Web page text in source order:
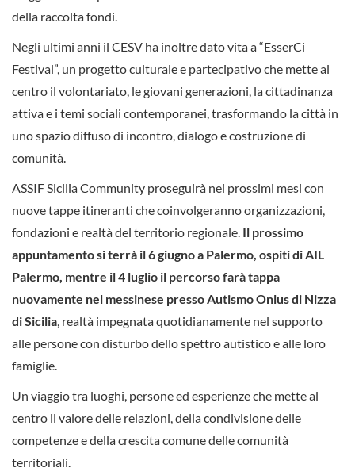
della raccolta fondi.
Negli ultimi anni il CESV ha inoltre dato vita a “EsserCi
Festival”, un progetto culturale e partecipativo che mette al
centro il volontariato, le giovani generazioni, la cittadinanza
attiva e i temi sociali contemporanei, trasformando la città in
uno spazio diffuso di incontro, dialogo e costruzione di
comunità.
ASSIF Sicilia Community proseguirà nei prossimi mesi con
nuove tappe itineranti che coinvolgeranno organizzazioni,
fondazioni e realtà del territorio regionale. Il prossimo
appuntamento si terrà il 6 giugno a Palermo, ospiti di AIL
Palermo, mentre il 4 luglio il percorso farà tappa
nuovamente nel messinese presso Autismo Onlus di Nizza
di Sicilia, realtà impegnata quotidianamente nel supporto
alle persone con disturbo dello spettro autistico e alle loro
famiglie.
Un viaggio tra luoghi, persone ed esperienze che mette al
centro il valore delle relazioni, della condivisione delle
competenze e della crescita comune delle comunità
territoriali.